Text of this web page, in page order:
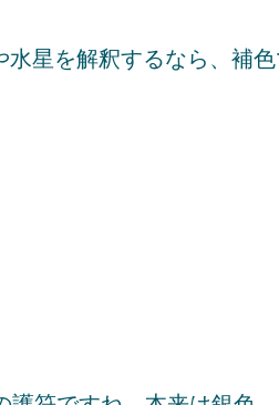
水星を解釈するなら、補